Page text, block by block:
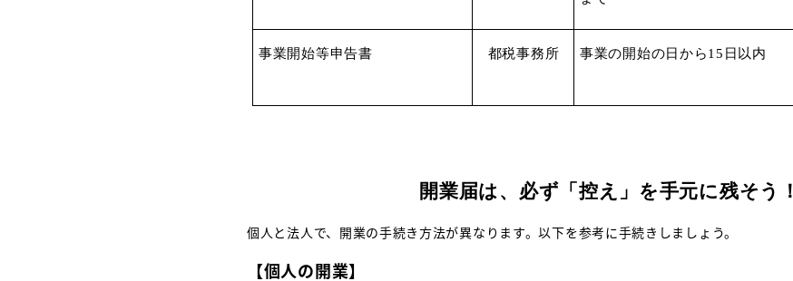
事業開始等申告書 都税事務所 事業の開始の日から15 日以内
開業届は、必ず「控え」を手元に残そう！
個人と法人で、開業の手続き方法が異なります。以下を参考に手続きしましょう。
【個人の開業】